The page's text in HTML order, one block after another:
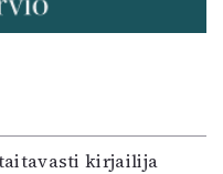
kirjailija